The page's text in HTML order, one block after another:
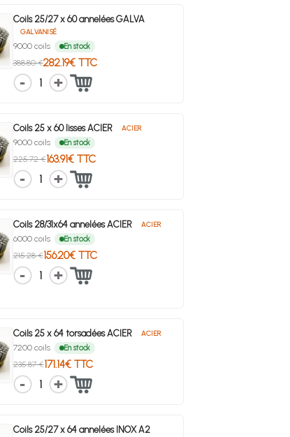
Coils 25/27 x 60 annelées GALVA
GALVANISÉ
9000 coils En stock
388.80 €282.19€ TTC
1
Coils 25 x 60 lisses ACIER ACIER
9000 coils En stock
225.72 €163.91€ TTC
1
Coils 28/31x64 annelées ACIER ACIER
6000 coils En stock
215.28 €156.20€ TTC
1
Coils 25 x 64 torsadées ACIER ACIER
7200 coils En stock
235.87 €171.14€ TTC
1
Coils 25/27 x 64 annelées INOX A2